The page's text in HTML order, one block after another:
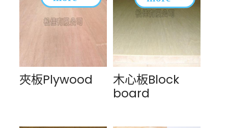
夾板Plywood
木心板Block
board